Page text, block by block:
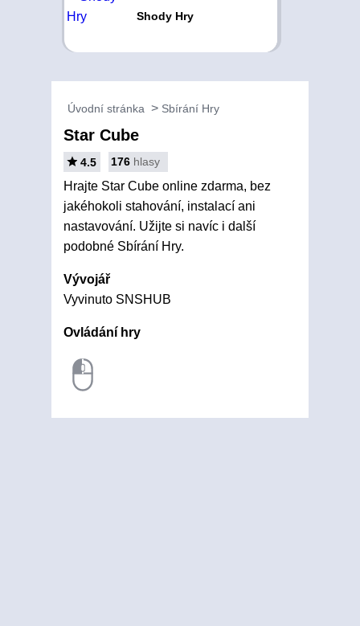
Shody Hry
Úvodní stránka Sbírání Hry
Star Cube
4.5 176 hlasy
Hrajte Star Cube online zdarma, bez
jakéhokoli stahování, instalací ani
nastavování. Užijte si navíc i další
podobné Sbírání Hry.
Vývojář
Vyvinuto SNSHUB
Ovládání hry